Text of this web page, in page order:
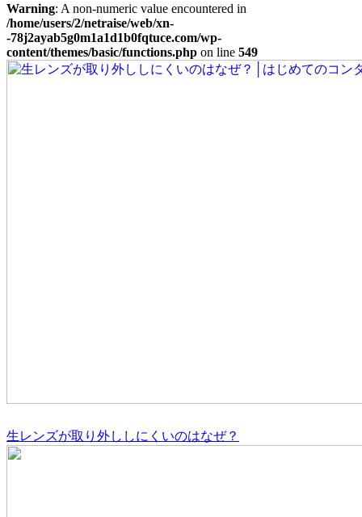
Warning: A non-numeric value encountered in
/home/users/2/netraise/web/xn-
-78j2ayab5g0m1a1d1b0fqtuce.com/wp-
content/themes/basic/functions.php on line 549
生レンズが取り外ししにくいのはなぜ？